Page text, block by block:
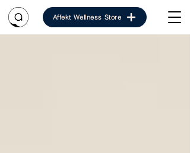
Affekt Wellness Store